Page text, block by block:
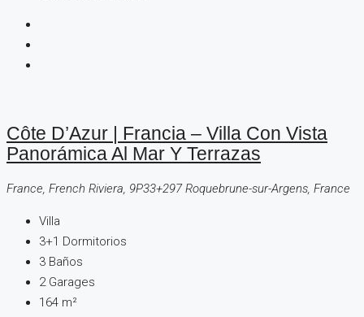
Côte D’Azur | Francia – Villa Con Vista
Panorámica Al Mar Y Terrazas
France, French Riviera, 9P33+297 Roquebrune-sur-Argens, France
Villa
3+1 Dormitorios
3 Baños
2 Garages
164 m²